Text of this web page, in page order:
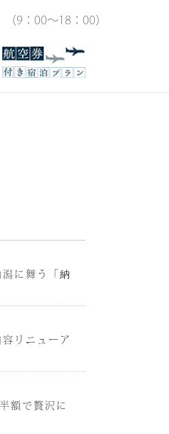
（9：00～18：00）
に舞う「納
リニューア
額で贅沢に